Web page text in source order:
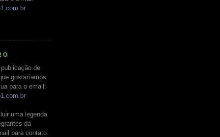
de
gostaríamos
para o email:
uma legenda
da
para contato.